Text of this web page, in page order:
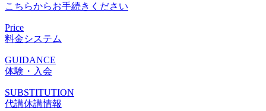
こちらからお手続きください
Price
料金システム
GUIDANCE
体験・入会
SUBSTITUTION
代講休講情報